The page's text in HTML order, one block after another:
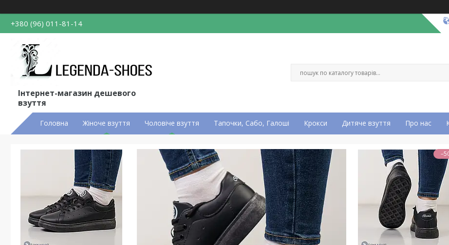
+380 (96) 011-81-14
Інтернет-магазин дешевого
взуття
Головна Жіноче взуття Чоловіче взуття Тапочки, Сабо, Галоші Крокси Дитяче взуття Про нас